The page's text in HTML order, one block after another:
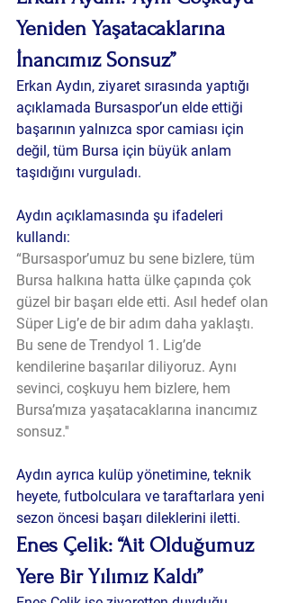
Yeniden Yaşatacaklarına
İnancımız Sonsuz”
Erkan Aydın, ziyaret sırasında yaptığı
açıklamada Bursaspor’un elde ettiği
başarının yalnızca spor camiası için
değil, tüm Bursa için büyük anlam
taşıdığını vurguladı.
Aydın açıklamasında şu ifadeleri
kullandı:
“Bursaspor’umuz bu sene bizlere, tüm
Bursa halkına hatta ülke çapında çok
güzel bir başarı elde etti. Asıl hedef olan
Süper Lig’e de bir adım daha yaklaştı.
Bu sene de Trendyol 1. Lig’de
kendilerine başarılar diliyoruz. Aynı
sevinci, coşkuyu hem bizlere, hem
Bursa’mıza yaşatacaklarına inancımız
sonsuz.''
Aydın ayrıca kulüp yönetimine, teknik
heyete, futbolculara ve taraftarlara yeni
sezon öncesi başarı dileklerini iletti.
Enes Çelik: “Ait Olduğumuz
Yere Bir Yılımız Kaldı”